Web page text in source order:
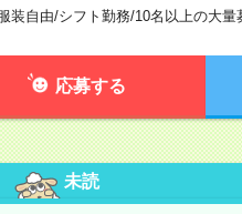
装自由/シフト勤務/10名以上の大量
応募する
未読